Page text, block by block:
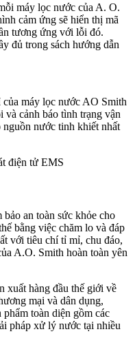
máy lọc nước của A. O.
cảm ứng sẽ hiển thị mã
tương ứng với lỗi đó.
đủ trong sách hướng dẫn
của máy lọc nước AO Smith
và cảnh báo tình trạng vận
nguồn nước tinh khiết nhất
an toàn sức khỏe cho
bằng việc chăm lo và đáp
với tiêu chí tỉ mỉ, chu đáo,
A.O. Smith hoàn toàn yên
xuất hàng đầu thế giới về
mại và dân dụng,
toàn diện gồm các
pháp xử lý nước tại nhiều